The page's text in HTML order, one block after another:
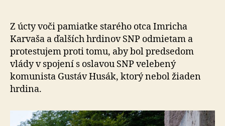
Z úcty voči pamiatke starého otca Imricha
Karvaša a ďal­ších hrdinov SNP odmietam a
protestujem proti tomu, aby bol predsedom
vlády v spojení s oslavou SNP ve­le­be­ný
komunista Gustáv Husák, ktorý nebol žiaden
hrdina.